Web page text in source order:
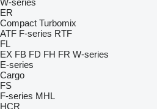
W-series
ER
Compact Turbomix
ATF F-series RTF
FL
EX FB FD FH FR W-series
E-series
Cargo
FS
F-series MHL
HCR